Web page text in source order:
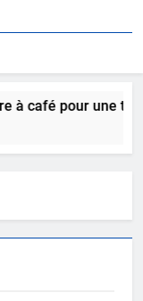
à café pour une